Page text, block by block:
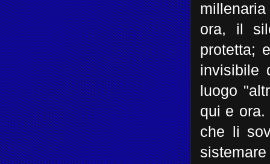
ora, il
protetta;
invisibile
luogo
qui e ora.
che li